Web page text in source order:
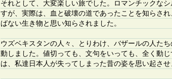
それとして、大変楽しい旅でした。ロマンチックな
すが、実際は、血と破壊の道であったことを知らさ
ばない生き物と思い知らされました。
ウズベキスタンの人々、とりわけ、バザールの人た
動しました。値切っても、文句をいっても、全く動
は、私達日本人が失ってしまった昔の姿を思い起させ